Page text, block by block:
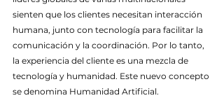
sienten que los clientes necesitan interacción
humana, junto con tecnología para facilitar la
comunicación y la coordinación. Por lo tanto,
la experiencia del cliente es una mezcla de
tecnología y humanidad. Este nuevo concepto
se denomina Humanidad Artificial.